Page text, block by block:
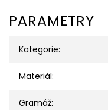
PARAMETRY
Kategorie:
Materiál:
Gramáž: